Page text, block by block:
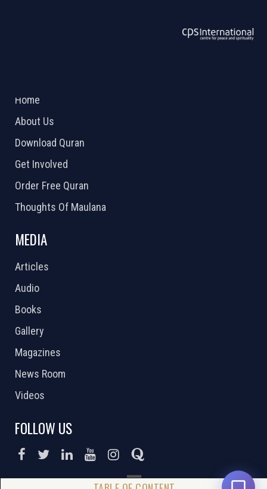
Home
About Us
Download Quran
Get Involved
Order Free Quran
Thoughts Of Maulana
MEDIA
Articles
Audio
Books
Gallery
Magazines
News Room
Videos
FOLLOW US